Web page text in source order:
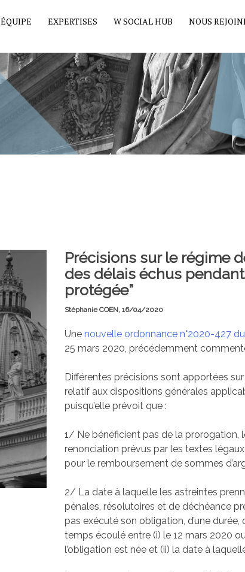
ÉQUIPE EXPERTISES W SOCIAL HUB NOUS
Précisions sur le régime
des délais échus
protégée”
Stéphanie COEN, 16/04/2020
Une nouvelle ordonnance n°2020-427
25 mars 2020, précédemment
Différentes précisions sont apportées
relatif aux dispositions générales
puisqu’elle prévoit que :
1/ Ne bénéficient pas de la prorogation,
renonciation prévus par les textes
pour le remboursement de sommes
2/ La date à laquelle les astreintes
pénales, résolutoires et de déchéance
pas exécuté son obligation, d’une
temps écoulé entre (i) le 12 mars 2020
l’obligation est née et (ii) la date à